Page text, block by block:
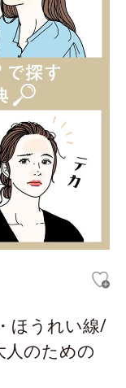
ほうれい線/
人のための